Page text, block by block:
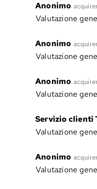
Anonimo
Valutazione
Anonimo
Valutazione
Anonimo
Valutazione
Servizio clienti
Valutazione
Anonimo
Valutazione